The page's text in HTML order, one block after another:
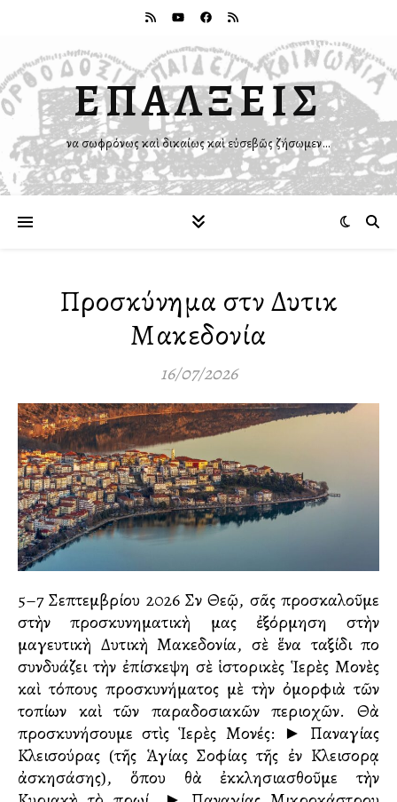
ΕΠΑΛΞΕΙΣ
Ἵνα σωφρόνως καὶ δικαίως καὶ εὐσεβῶς ζήσωμεν…
Προσκύνημα στὴν Δυτικὴ
Μακεδονία
16/07/2026
5–7 Σεπτεμβρίου 2026 Σὺν Θεῷ, σᾶς προσκαλοῦμε
στὴν προσκυνηματικὴ μας ἐξόρμηση στὴν
μαγευτικὴ Δυτικὴ Μακεδονία, σὲ ἕνα ταξίδι ποὺ
συνδυάζει τὴν ἐπίσκεψη σὲ ἱστορικὲς Ἱερὲς Μονὲς
καὶ τόπους προσκυνήματος μὲ τὴν ὀμορφιὰ τῶν
τοπίων καὶ τῶν παραδοσιακῶν περιοχῶν. Θὰ
προσκυνήσουμε στὶς Ἱερὲς Μονές: ► Παναγίας
Κλεισούρας (τῆς Ἁγίας Σοφίας τῆς ἐν Κλεισοὺρᾳ
ἀσκησάσης), ὅπου θὰ ἐκκλησιασθοῦμε τὴν